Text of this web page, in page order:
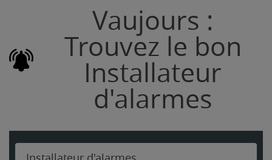
Vaujours :
Trouvez le bon
Installateur
d'alarmes